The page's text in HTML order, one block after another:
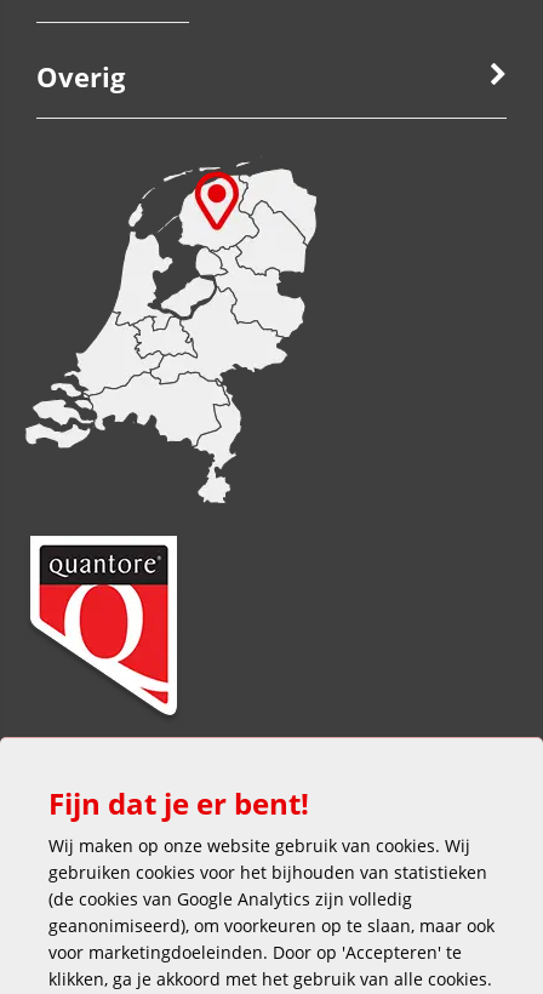
Overig
Veilig en gemakkelijk betalen
Fijn dat je er bent!
Wij maken op onze website gebruik van cookies. Wij
gebruiken cookies voor het bijhouden van statistieken
(de cookies van Google Analytics zijn volledig
geanonimiseerd), om voorkeuren op te slaan, maar ook
voor marketingdoeleinden. Door op 'Accepteren' te
klikken, ga je akkoord met het gebruik van alle cookies.